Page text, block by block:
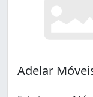
Adelar